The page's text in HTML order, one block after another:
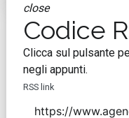
close
Codice
Clicca sul pulsante
negli appunti.
RSS link